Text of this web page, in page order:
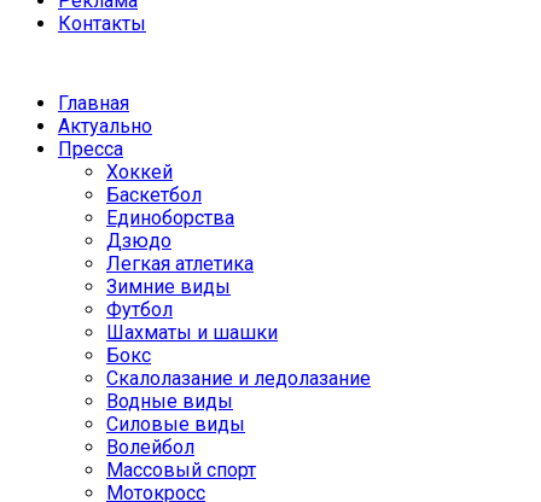
Контакты
Главная
Актуально
Пресса
Хоккей
Баскетбол
Единоборства
Дзюдо
Легкая атлетика
Зимние виды
Футбол
Шахматы и шашки
Бокс
Скалолазание и ледолазание
Водные виды
Силовые виды
Волейбол
Массовый спорт
Мотокросс